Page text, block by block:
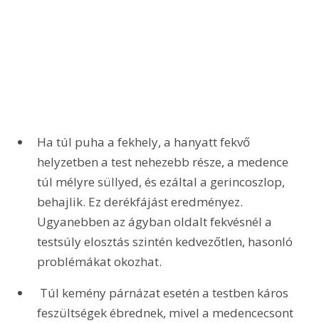
Ha túl puha a fekhely, a hanyatt fekvő
helyzetben a test nehezebb része, a medence
túl mélyre süllyed, és ezáltal a gerincoszlop,
behajlik. Ez derékfájást eredményez.
Ugyanebben az ágyban oldalt fekvésnél a
testsúly elosztás szintén kedvezőtlen, hasonló
problémákat okozhat.
feszültségek ébrednek, mivel a medencecsont